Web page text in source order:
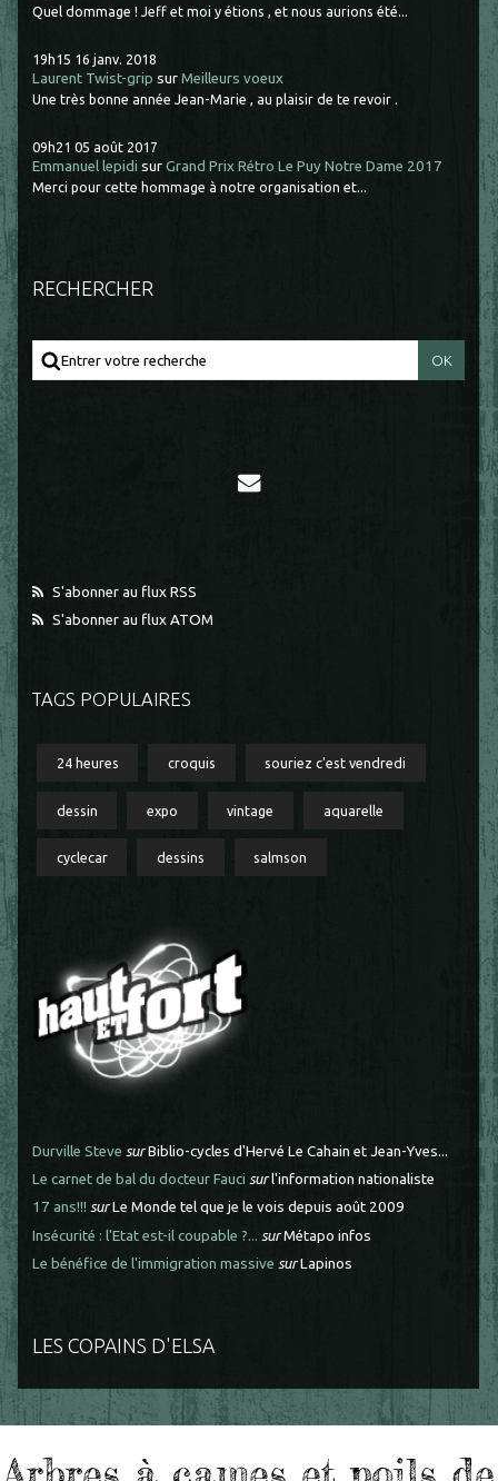
Quel dommage ! Jeff et moi y étions , et nous aurions été...
19h15 16 janv. 2018
Laurent Twist-grip surMeilleurs voeux
Une très bonne année Jean-Marie , au plaisir de te revoir .
09h21 05 août 2017
Emmanuel lepidi surGrand Prix Rétro Le Puy Notre Dame 2017
Merci pour cette hommage à notre organisation et...
RECHERCHER
S'abonner au flux RSS
S'abonner au flux ATOM
TAGS POPULAIRES
24 heures croquis souriez c'est vendredi
dessin expo vintage aquarelle
cyclecar dessins salmson
Durville Steve surBiblio-cycles d'Hervé Le Cahain et Jean-Yves...
Le carnet de bal du docteur Fauci surl'information nationaliste
17 ans!!! surLe Monde tel que je le vois depuis août 2009
Insécurité : l'Etat est-il coupable ?... surMétapo infos
Le bénéfice de l'immigration massive surLapinos
LES COPAINS D'ELSA